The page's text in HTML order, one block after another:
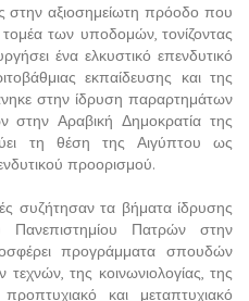
στην αξιοσημείωτη πρόοδο που
των υποδομών, τονίζοντας
ένα ελκυστικό επενδυτικό
εκπαίδευσης και της
στην ίδρυση παραρτημάτων
στην Αραβική Δημοκρατία της
τη θέση της Αιγύπτου ως
προορισμού.
συζήτησαν τα βήματα ίδρυσης
Πανεπιστημίου Πατρών στην
προγράμματα σπουδών
της κοινωνιολογίας, της
και μεταπτυχιακό